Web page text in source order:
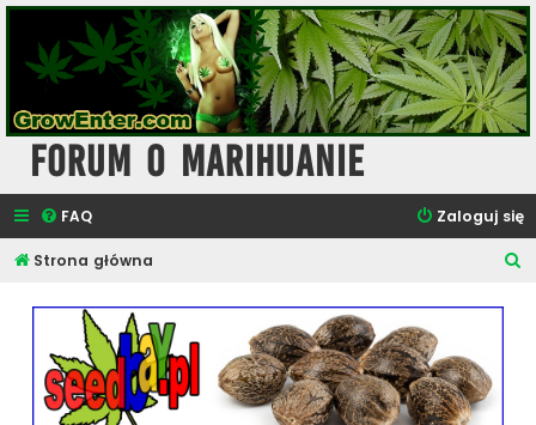
Forum o Marihuanie
FAQ Zaloguj się
Strona główna